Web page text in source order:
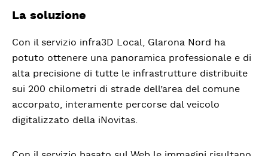
La soluzione
Con il servizio infra3D Local, Glarona Nord ha
potuto ottenere una panoramica professionale e di
alta precisione di tutte le infrastrutture distribuite
sui 200 chilometri di strade dell’area del comune
accorpato, interamente percorse dal veicolo
digitalizzato della iNovitas.